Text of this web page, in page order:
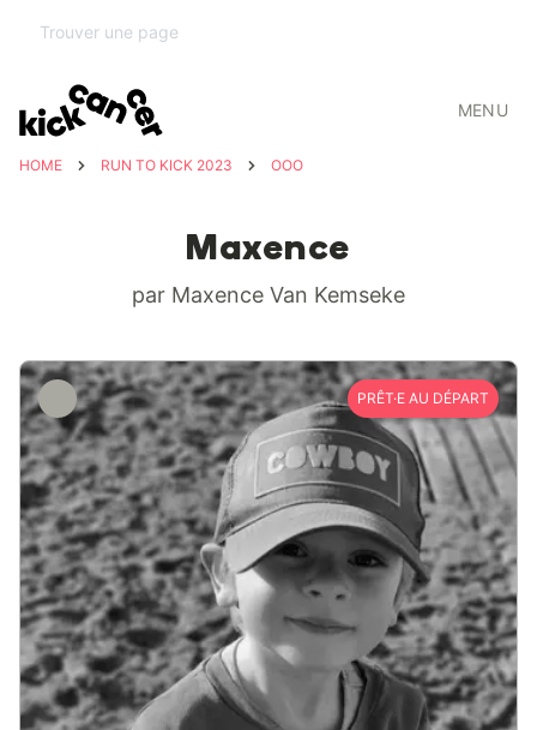
MENU
HOME RUN TO KICK 2023 OOO
Maxence
par Maxence Van Kemseke
PRÊT·E AU DÉPART